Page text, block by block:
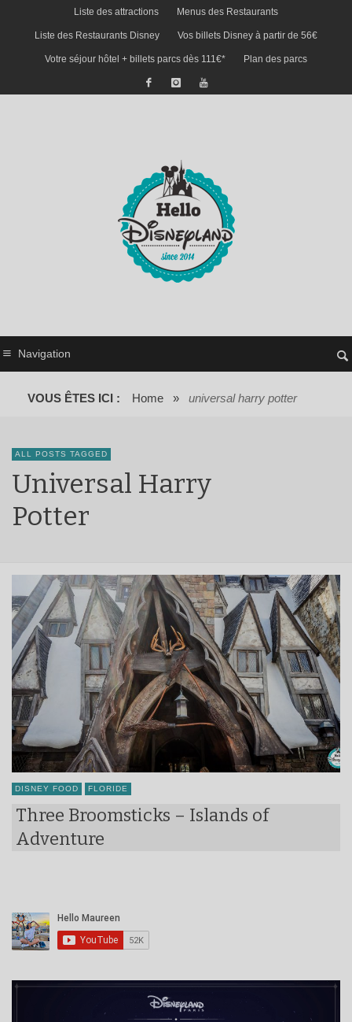
Liste des attractions Menus des Restaurants
Liste des Restaurants Disney Vos billets Disney à partir de 56€
Votre séjour hôtel + billets parcs dès 111€* Plan des parcs
Navigation
VOUS ÊTES ICI : Home » universal harry potter
ALL POSTS TAGGED
Universal Harry
Potter
DISNEY FOOD FLORIDE
Three Broomsticks – Islands of
Adventure